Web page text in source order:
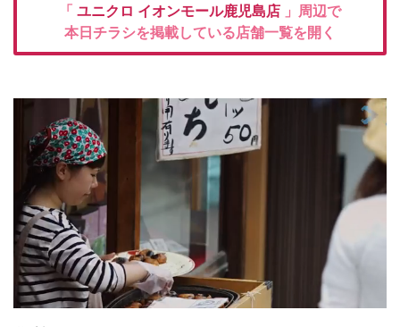
「 ユニクロ イオンモール鹿児島店 」周辺で
本日チラシを掲載している店舗一覧を開く